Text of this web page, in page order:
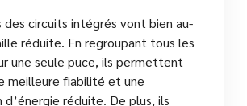
des circuits intégrés vont bien au-
réduite. En regroupant tous les
une seule puce, ils permettent
meilleure fiabilité et une
réduite. De plus, ils